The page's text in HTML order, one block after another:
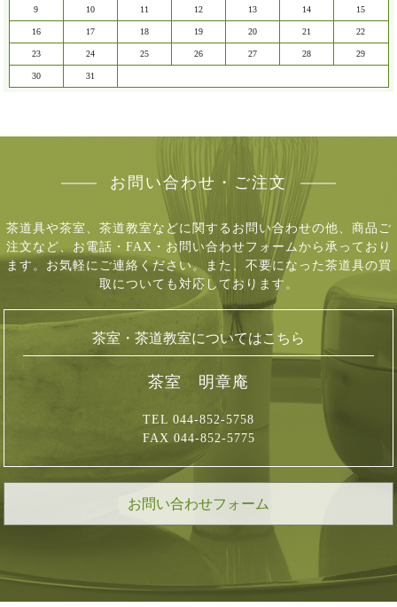
9 10 11 12 13 14 15
16 17 18 19 20 21 22
23 24 25 26 27 28 29
30 31
お問い合わせ・ご注文
茶道具や茶室、茶道教室などに関するお問い合わせの他、商品ご
注文など、 お電話・FAX・お問い合わせフォームから承っており
ます。お気軽にご連絡ください。 また、不要になった茶道具の買
取についても対応しております。
茶室・茶道教室についてはこちら
茶室 明章庵
TEL 044-852-5758
FAX 044-852-5775
お問い合わせフォーム